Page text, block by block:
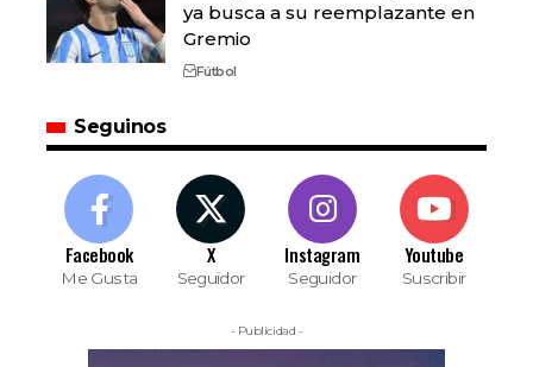
ya busca a su reemplazante en
Gremio
Fútbol
Seguinos
Facebook
Me Gusta
X
Seguidor
Instagram
Seguidor
Youtube
Suscribir
- Publicidad -